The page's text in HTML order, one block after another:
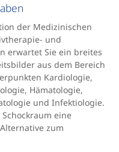
der Medizinischen
und
erwartet Sie ein breites
aus dem Bereich
Kardiologie,
Hämatologie,
und Infektiologie.
eine
zum